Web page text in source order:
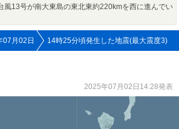
風13号が南大東島の東北東約220kmを西に進んでい
07月02日 14時25分頃発生した地震(最大震度3)
2025年07月02日14:28発表